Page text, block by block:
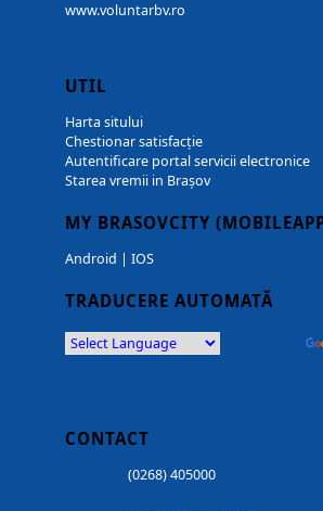
www.voluntarbv.ro
UTIL
Harta sitului
Chestionar satisfacție
Autentificare portal servicii electronice
Starea vremii in Brașov
MY BRASOVCITY
Android | IOS
TRADUCERE AUTOMATĂ
CONTACT
(0268) 405000